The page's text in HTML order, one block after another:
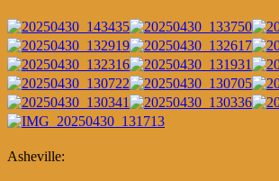
Asheville: